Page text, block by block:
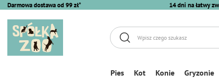
Darmowa dostawa od 99 zł* 14 dni na łatwy
Pies Kot Konie Gryzonie